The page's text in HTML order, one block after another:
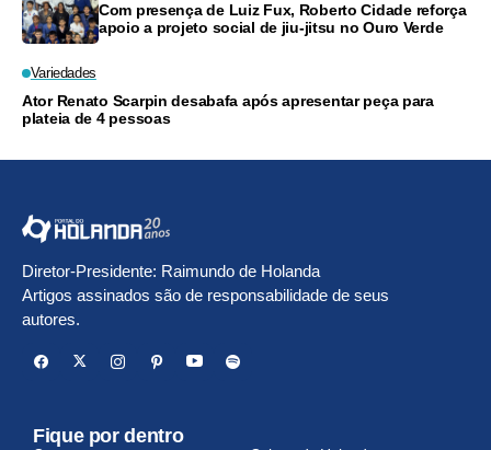
Com presença de Luiz Fux, Roberto Cidade reforça
apoio a projeto social de jiu-jitsu no Ouro Verde
Variedades
Ator Renato Scarpin desabafa após apresentar peça para
plateia de 4 pessoas
Diretor-Presidente: Raimundo de Holanda
Artigos assinados são de responsabilidade de seus
autores.
Fique por dentro